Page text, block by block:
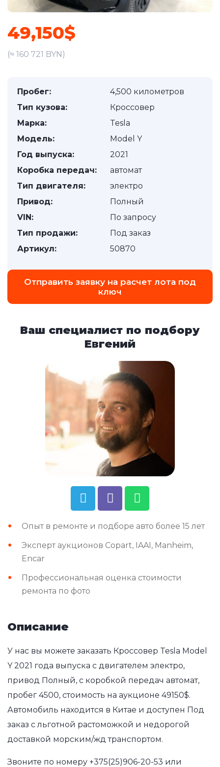
49,150$
(≈ 160 721 BYN)
Пробег:
4,500 километров
Тип кузова:
Кроссовер
Марка:
Tesla
Модель:
Model Y
Год выпуска:
2021
Коробка передач:
автомат
Тип двигателя:
электро
Привод:
Полный
VIN:
По запросу
Тип продажи:
Под заказ
Артикул:
50870
Отправить заявку на расчет лота под
ключ
Ваш специалист по подбору
Евгений
Опыт в ремонте и подборе авто более 15 лет
Эксперт аукционов Copart, IAAI, Manheim,
Encar
Профессиональная оценка стоимости
ремонта по фото
Описание
У нас вы можете заказать Кроссовер Tesla Model
Y 2021 года выпуска с двигателем электро,
привод Полный, с коробкой передач автомат,
пробег 4500, стоимость на аукционе 49150$.
Автомобиль находится в Китае и доступен Под
заказ с льготной растоможкой и недорогой
доставкой морским/жд транспортом.
Звоните по номеру +375(25)906-20-53 или